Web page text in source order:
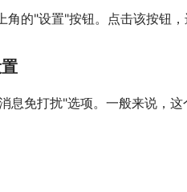
的"设置"按钮。点击该按钮，
息免打扰"选项。一般来说，